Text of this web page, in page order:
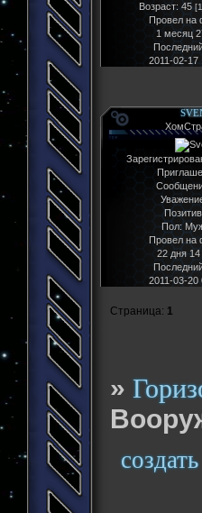
Возраст: 45
Провел на
1 месяц
2011-02-17
Пол:
Провел на
22 дня
2011-03-20
Страница: 1
»